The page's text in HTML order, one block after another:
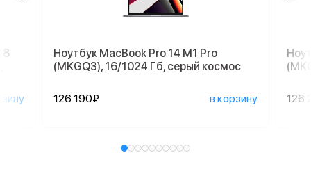
Ноутбук MacBook Pro 14 M1 Pro
(MKGQ3), 16/1024 Гб, серый космос
126 190₽ в корзину 126